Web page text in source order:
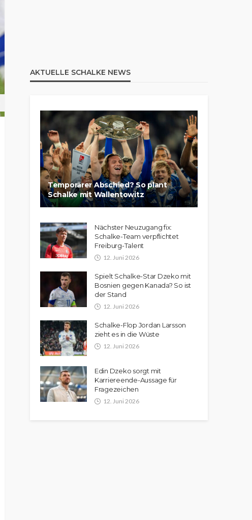
AKTUELLE SCHALKE NEWS
Temporärer Abschied? So plant
Schalke mit Wallentowitz
Nächster Neuzugang fix:
Schalke-Team verpflichtet
Freiburg-Talent
12. Juni 2026
Spielt Schalke-Star Dzeko mit
Bosnien gegen Kanada? So ist
der Stand
12. Juni 2026
Schalke-Flop Jordan Larsson
zieht es in die Wüste
12. Juni 2026
Edin Dzeko sorgt mit
Karriereende-Aussage für
Fragezeichen
12. Juni 2026